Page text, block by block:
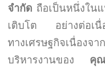
จำกัด ถือเป็นหนึ่งใน
เติบโต อย่างต่อเนื่
ทางเศรษฐกิจเนื่อ
บริหารงานของ คุ